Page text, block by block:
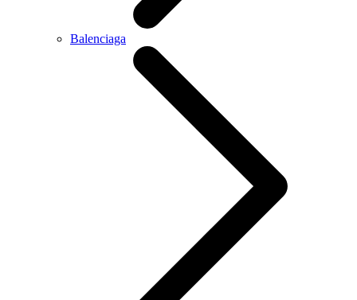
Balenciaga